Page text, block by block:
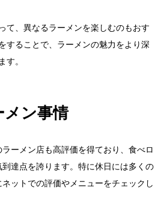
て、異なるラーメンを楽しむのもおす
することで、ラーメンの魅力をより深
す。
メン事情
ーメン店も高評価を得ており、食べロ
達点を誇ります。特に休日には多くの
ットでの評価やメニューをチェックし